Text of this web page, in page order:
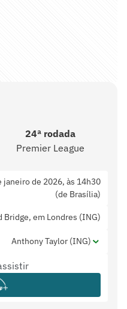
24ª rodada
Premier League
janeiro de 2026, às 14h30
(de Brasília)
Bridge, em Londres (ING)
Anthony Taylor (ING)
(ING) e Adam Nunn (ING)